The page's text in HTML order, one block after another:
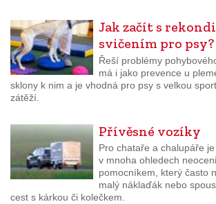
Jak začít s
svičením pro psy?
Řeší problémy
má i jako prevence u
sklony k nim a je vhodná pro psy s velkou
zátěží.
Přívěsné vozíky
Pro chataře a chalupáře
v mnoha ohledech
pomocníkem, který často
malý náklaďák nebo
cest s kárkou či kolečkem.